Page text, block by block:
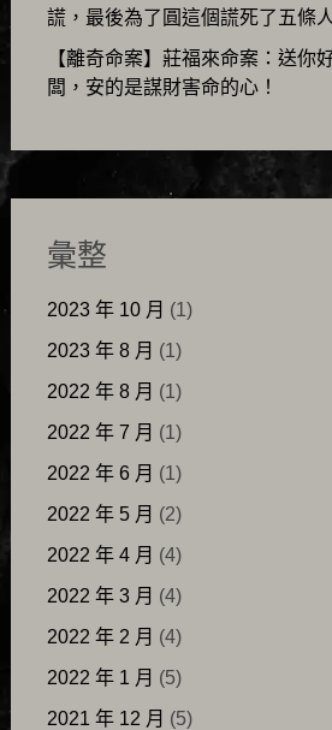
謊，最後為了圓這個謊死了五條
【離奇命案】莊福來命案：送你
闆，安的是謀財害命的心！
彙整
2023 年 10 月 (1)
2023 年 8 月 (1)
2022 年 8 月 (1)
2022 年 7 月 (1)
2022 年 6 月 (1)
2022 年 5 月 (2)
2022 年 4 月 (4)
2022 年 3 月 (4)
2022 年 2 月 (4)
2022 年 1 月 (5)
2021 年 12 月 (5)